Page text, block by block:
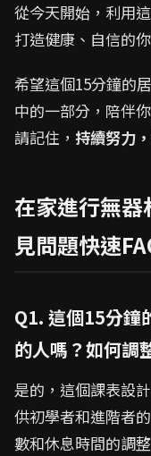
從今天開始，利用
打造健康、自信的你
希望這個15分鐘的
中的一部分，陪伴
請記住， 持續努力
在家進行無
見問題快速
Q1. 這個15分鐘
的人嗎？如何調
是的，這個課表設
供初學者和進階者
數和休息時間的調